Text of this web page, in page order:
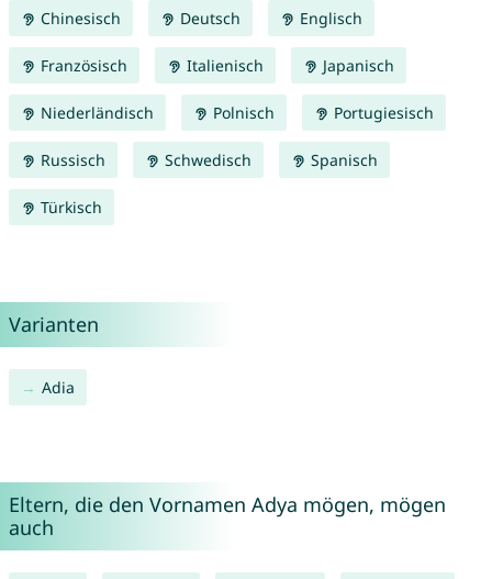
Chinesisch Deutsch Englisch
Französisch Italienisch Japanisch
Niederländisch Polnisch Portugiesisch
Russisch Schwedisch Spanisch
Türkisch
Varianten
Adia
Eltern, die den Vornamen Adya mögen, mögen
auch